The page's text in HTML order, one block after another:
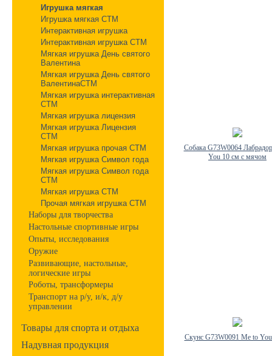
Игрушка мягкая
Игрушка мягкая СТМ
Интерактивная игрушка
Интерактивная игрушка СТМ
Мягкая игрушка День святого
Валентина
Мягкая игрушка День святого
ВалентинаСТМ
Мягкая игрушка интерактивная
СТМ
Мягкая игрушка лицензия
Мягкая игрушка Лицензия
СТМ
Мягкая игрушка прочая СТМ
Мягкая игрушка Символ года
Мягкая игрушка Символ года
СТМ
Мягкая игрушка СТМ
Прочая мягкая игрушка СТМ
Наборы для творчества
Настольные спортивные игры
Опыты, исследования
Оружие
Развивающие, настольные,
логические игры
Роботы, трансформеры
Транспорт на р/у, и/к, д/у
управлении
Товары для спорта и отдыха
Надувная продукция
Собака G73W0064
You 10 см с мячом
Скунс G73W0091 Me to